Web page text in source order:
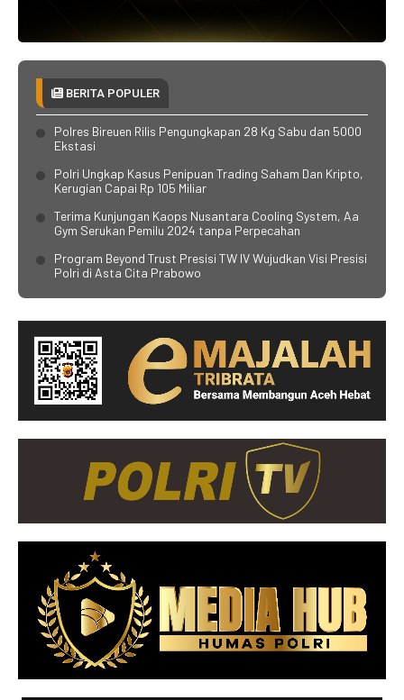
BERITA POPULER
Polres Bireuen Rilis Pengungkapan 28 Kg Sabu dan 5000
Ekstasi
Polri Ungkap Kasus Penipuan Trading Saham Dan Kripto,
Kerugian Capai Rp 105 Miliar
Terima Kunjungan Kaops Nusantara Cooling System, Aa
Gym Serukan Pemilu 2024 tanpa Perpecahan
Program Beyond Trust Presisi TW IV Wujudkan Visi Presisi
Polri di Asta Cita Prabowo